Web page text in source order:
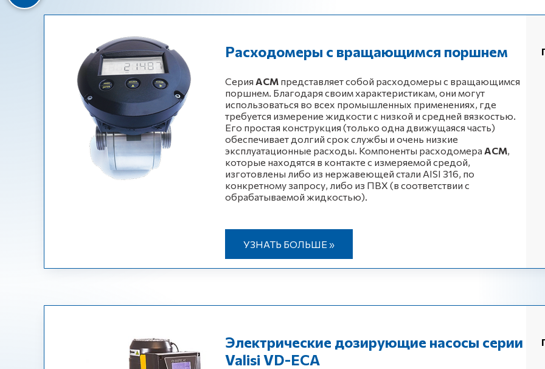
Расходомеры с вращающимся поршнем
СерияАСМ представляет собой расходомеры с вращающимся
поршнем. Благодаря своим характеристикам, они могут
использоваться во всех промышленных применениях, где
требуется измерение жидкости с низкой и средней вязкостью.
Его простая конструкция (только одна движущаяся часть)
обеспечивает долгий срок службы и очень низкие
эксплуатационные расходы. Компоненты расходомераACM,
которые находятся в контакте с измеряемой средой,
изготовлены либо из нержавеющей стали AISI 316, по
конкретному запросу, либо из ПВХ (в соответствии с
обрабатываемой жидкостью).
УЗНАТЬ БОЛЬШЕ »
Электрические дозирующие насосы серии
Valisi VD-ЕСА